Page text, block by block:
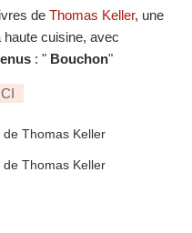
de Thomas Keller, une
cuisine, avec
: " Bouchon"